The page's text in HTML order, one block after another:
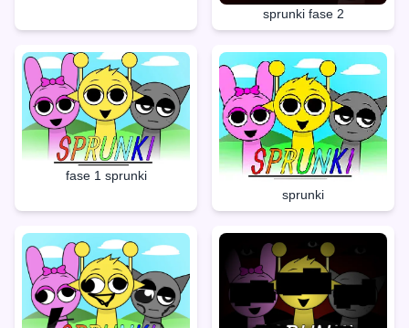
sprunki fase 2
fase 1 sprunki
sprunki